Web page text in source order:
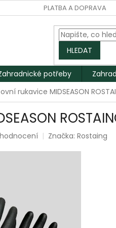
PLATBA A DOPRAVA
HLEDAT
potřeby
rukavice MIDSEASON
Značka: Rostaing